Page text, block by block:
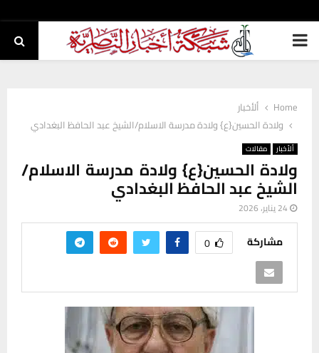
PRIMARY
Home
ألأخبار
ولادة الحسين{ع} ولادة مدرسة الاسلام/الشيخ عبد الحافظ البغدادي
ألأخبار مقالات
ولادة الحسين{ع} ولادة مدرسة الاسلام/
الشيخ عبد الحافظ البغدادي
24 يناير، 2026
مشاركة 0